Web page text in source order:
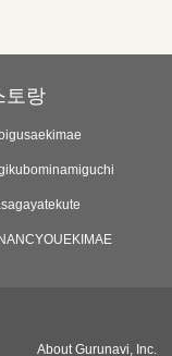
토랑
About Gurunavi, Inc.